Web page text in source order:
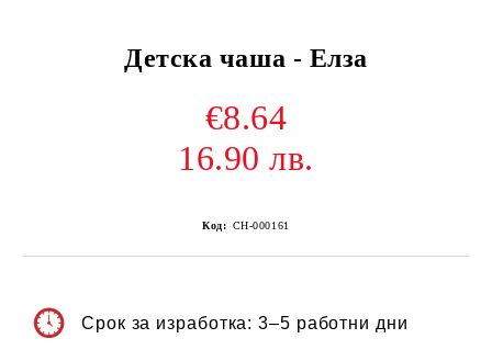
Детска чаша - Елза
€8.64
16.90 лв.
Код: CH-000161
Срок за изработка: 3–5 работни дни